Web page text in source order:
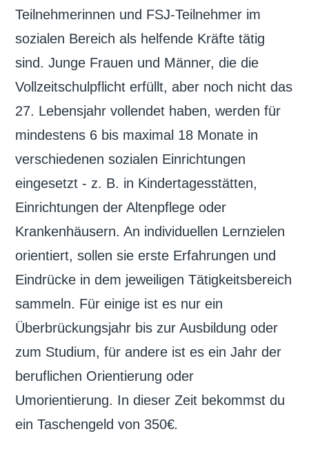
Teilnehmerinnen und FSJ-Teilnehmer im
sozialen Bereich als helfende Kräfte tätig
sind. Junge Frauen und Männer, die die
Vollzeitschulpflicht erfüllt, aber noch nicht das
27. Lebensjahr vollendet haben, werden für
mindestens 6 bis maximal 18 Monate in
verschiedenen sozialen Einrichtungen
eingesetzt - z. B. in Kindertagesstätten,
Einrichtungen der Altenpflege oder
Krankenhäusern. An individuellen Lernzielen
orientiert, sollen sie erste Erfahrungen und
Eindrücke in dem jeweiligen Tätigkeitsbereich
sammeln. Für einige ist es nur ein
Überbrückungsjahr bis zur Ausbildung oder
zum Studium, für andere ist es ein Jahr der
beruflichen Orientierung oder
Umorientierung. In dieser Zeit bekommst du
ein Taschengeld von 350€.